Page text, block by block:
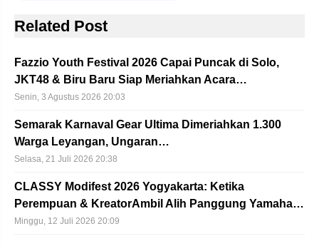
Related Post
Fazzio Youth Festival 2026 Capai Puncak di Solo,
JKT48 & Biru Baru Siap Meriahkan Acara…
Senin, 3 Agustus 2026 20:03
Semarak Karnaval Gear Ultima Dimeriahkan 1.300
Warga Leyangan, Ungaran…
Selasa, 21 Juli 2026 20:38
CLASSY Modifest 2026 Yogyakarta: Ketika
Perempuan & KreatorAmbil Alih Panggung Yamaha…
Minggu, 12 Juli 2026 20:09